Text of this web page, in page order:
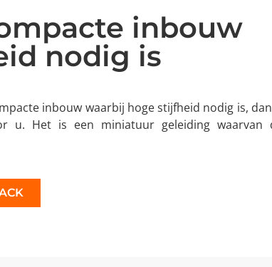
inbouw
nodig is
inbouw waarbij hoge stijfheid nodig is,
u. Het is een miniatuur geleiding waarvan